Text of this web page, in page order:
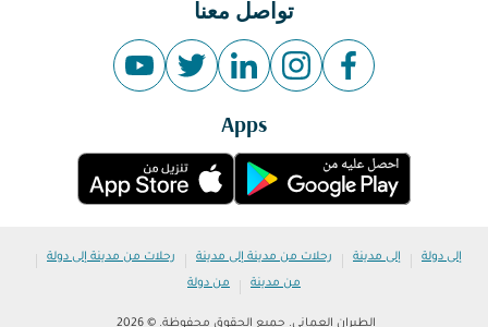
تواصل معنا
Apps
إلى دولة | إلى مدينة | رحلات من مدينة إلى مدينة | رحلات من مدينة إلى دولة |
من مدينة | من دولة
الطيران العماني. جميع الحقوق محفوظة. © 2026